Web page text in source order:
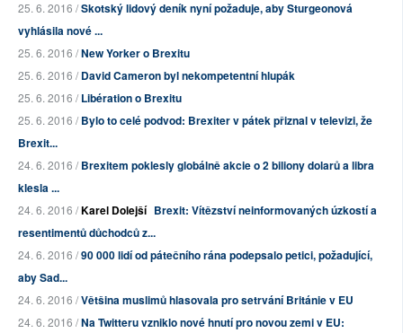
25. 6. 2016 /Skotský lidový deník nyní požaduje, aby Sturgeonová
vyhlásila nové ...
25. 6. 2016 /New Yorker o Brexitu
25. 6. 2016 /David Cameron byl nekompetentní hlupák
25. 6. 2016 /Libération o Brexitu
25. 6. 2016 /Bylo to celé podvod: Brexiter v pátek přiznal v televizi, že
Brexit...
24. 6. 2016 /Brexitem poklesly globálně akcie o 2 biliony dolarů a libra
klesla ...
24. 6. 2016 /Karel Dolejší Brexit: Vítězství neinformovaných úzkostí a
resentimentů důchodců z...
24. 6. 2016 /90 000 lidí od pátečního rána podepsalo petici, požadující,
aby Sad...
24. 6. 2016 /Většina muslimů hlasovala pro setrvání Británie v EU
24. 6. 2016 /Na Twitteru vzniklo nové hnutí pro novou zemi v EU: